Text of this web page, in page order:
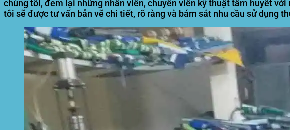
chúng tôi, đem lại những nhân viên, chuyên viên kỹ thuật tâm huyết
tôi sẽ được tư vấn bản vẽ chi tiết, rõ ràng và bám sát nhu cầu sử dụng